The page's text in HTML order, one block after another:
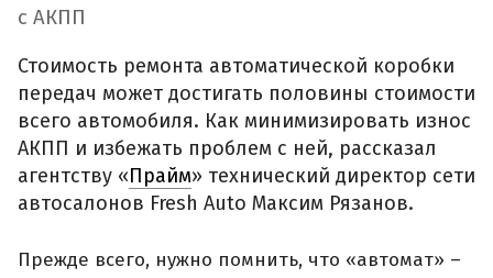
с АКПП
Стоимость ремонта автоматической коробки
передач может достигать половины стоимости
всего автомобиля. Как минимизировать износ
АКПП и избежать проблем с ней, рассказал
агентству «Прайм» технический директор сети
автосалонов Fresh Auto Максим Рязанов.
Прежде всего, нужно помнить, что «автомат» –